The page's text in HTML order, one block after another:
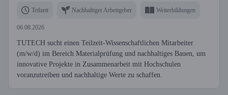
Teilzeit Nachhaltiger Arbeitgeber Weiterbildungen
06.08.2026
TUTECH sucht einen Teilzeit-Wissenschaftlichen Mitarbeiter
(m/w/d) im Bereich Materialprüfung und nachhaltiges Bauen, um
innovative Projekte in Zusammenarbeit mit Hochschulen
voranzutreiben und nachhaltige Werte zu schaffen.